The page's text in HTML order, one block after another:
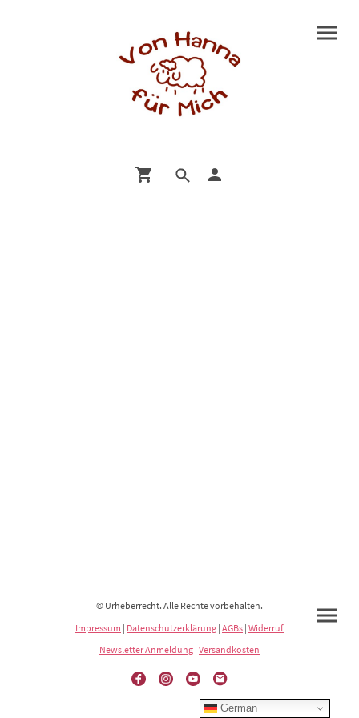
© Urheberrecht. Alle Rechte vorbehalten.
Impressum | Datenschutzerklärung | AGBs | Widerruf
Newsletter Anmeldung | Versandkosten
German